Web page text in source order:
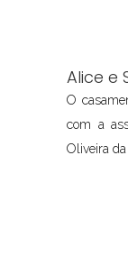
Alice e
O
com a
Oliveira da